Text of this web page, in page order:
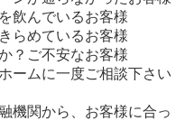
飲んでいるお客様
らめているお客様
？ご不安なお客様
ームに一度ご相談下さい
機関から、お客様に合っ